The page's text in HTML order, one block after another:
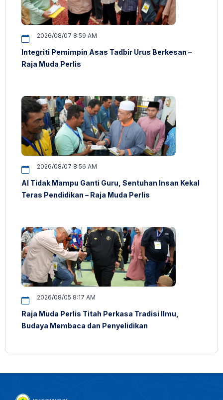
2026/08/07 8:59 AM
Integriti Pemimpin Asas Tadbir Urus Berkesan –
Raja Muda Perlis
2026/08/07 8:56 AM
AI Tidak Mampu Ganti Guru, Sentuhan Insan Kekal
Teras Pendidikan – Raja Muda Perlis
2026/08/05 8:17 AM
Raja Muda Perlis Titah Perkasa Tradisi Ilmu,
Budaya Membaca dan Penyelidikan